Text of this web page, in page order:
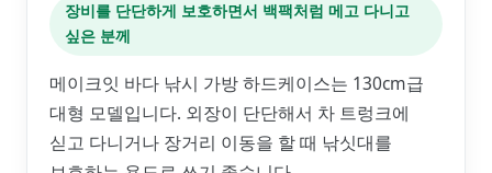
장비를 단단하게 보호하면서 백팩처럼 메고 다니고
싶은 분께
메이크잇 바다 낚시 가방 하드케이스는 130cm급
대형 모델입니다. 외장이 단단해서 차 트렁크에
싣고 다니거나 장거리 이동을 할 때 낚싯대를